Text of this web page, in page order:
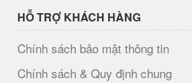
HỖ TRỢ KHÁCH HÀNG
Chính sách bảo mật thông tin
Chính sách & Quy định chung